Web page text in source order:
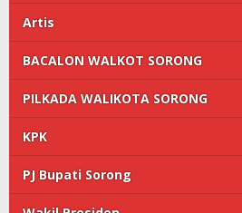
Artis
BACALON WALKOT SORONG
PILKADA WALIKOTA SORONG
KPK
PJ Bupati Sorong